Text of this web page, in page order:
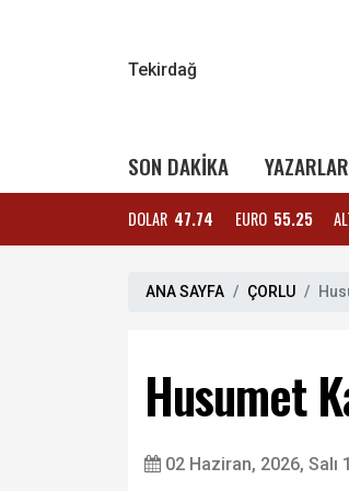
Tekirdağ
SON DAKİKA YAZARLAR
DOLAR 47.74 EURO 55.25
ANA SAYFA ÇORLU
Husumet
02 Haziran, 2026, Salı